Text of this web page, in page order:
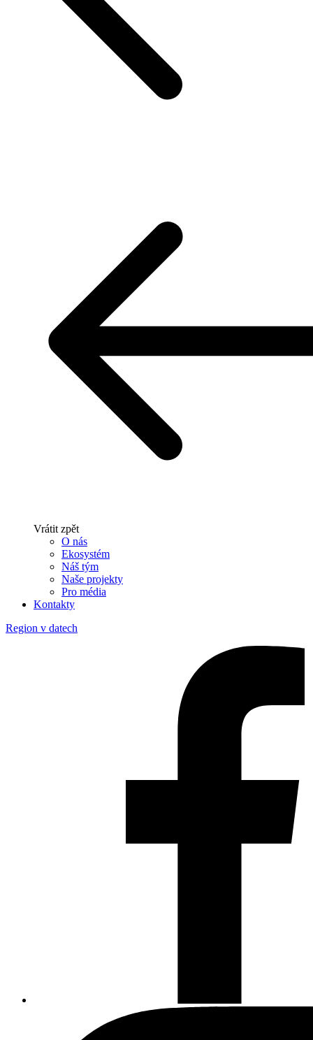
Vrátit zpět
O nás
Ekosystém
Náš tým
Naše projekty
Pro média
Kontakty
Region v datech